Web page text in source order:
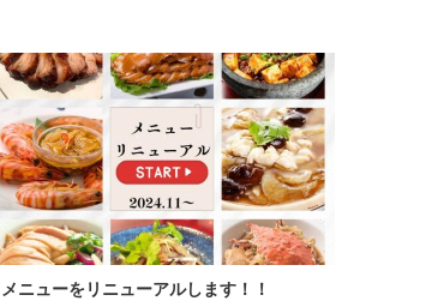
メニューをリニューアルします！！